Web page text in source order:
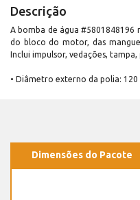
Descrição
A bomba de água
do bloco do motor, das
Inclui impulsor, vedações,
• Diâmetro externo da polia: 120
Dimensões do Pacote